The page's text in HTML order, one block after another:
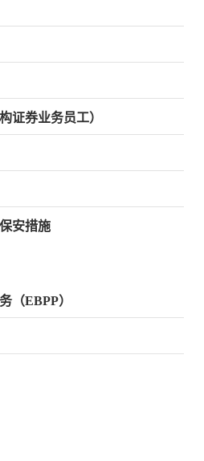
证券业务员工）
安措施
（EBPP）